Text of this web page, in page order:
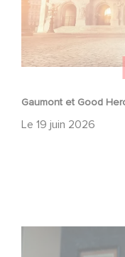
Gaumont et Good
Le 19 juin 2026
Mexico 86, est à